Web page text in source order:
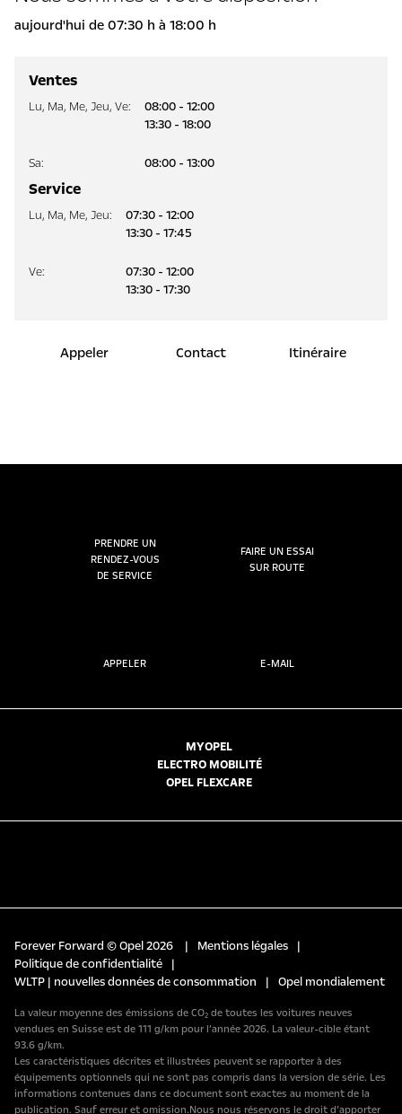
aujourd'hui de 07:30 h à 18:00 h
Ventes
Lu, Ma, Me, Jeu, Ve:
08:00 - 12:00
13:30 - 18:00
Sa: 08:00 - 13:00
Service
Lu, Ma, Me, Jeu:
07:30 - 12:00
13:30 - 17:45
Ve:
07:30 - 12:00
13:30 - 17:30
Appeler Contact Itinéraire
PRENDRE UN
RENDEZ-VOUS
DE SERVICE
FAIRE UN ESSAI
SUR ROUTE
APPELER E-MAIL
MYOPEL
ELECTRO MOBILITÉ
OPEL FLEXCARE
Forever Forward © Opel 2026 | Mentions légales
|
Politique de confidentialité
|
WLTP | nouvelles données de consommation
| Opel mondialement
La valeur moyenne des émissions de CO₂ de toutes les voitures neuves
vendues en Suisse est de 111 g/km pour l’année 2026. La valeur-cible étant
93.6 g/km.
Les caractéristiques décrites et illustrées peuvent se rapporter à des
équipements optionnels qui ne sont pas compris dans la version de série. Les
informations contenues dans ce document sont exactes au moment de la
publication. Sauf erreur et omission.Nous nous réservons le droit d’apporter